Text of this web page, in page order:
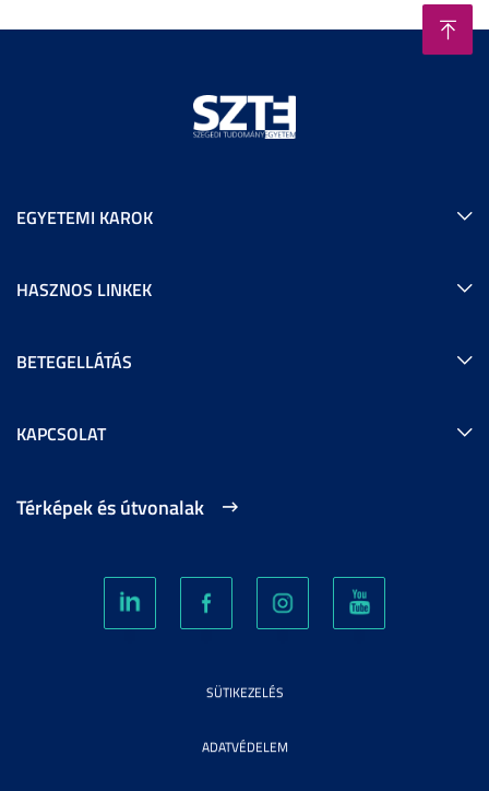
EGYETEMI KAROK
HASZNOS LINKEK
BETEGELLÁTÁS
KAPCSOLAT
Térképek és útvonalak
SÜTIKEZELÉS
ADATVÉDELEM